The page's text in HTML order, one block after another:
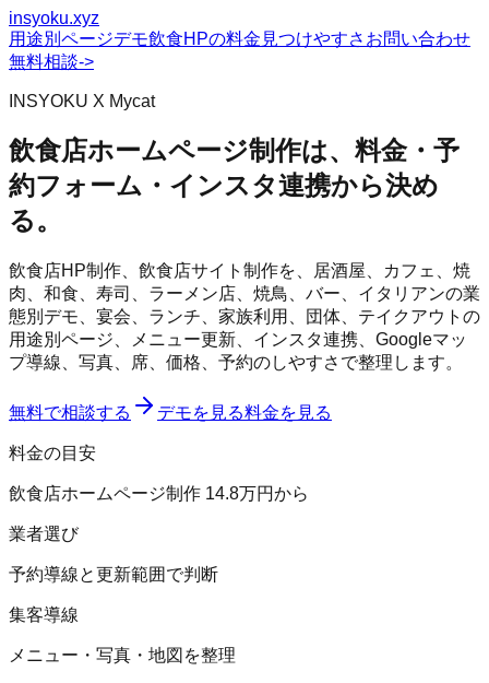
insyoku.xyz
用途別ページデモ飲食HPの料金 見つけやすさ お問い合わせ
無料相談->
INSYOKU X Mycat
飲食店ホームページ制作は、料金・予
約フォーム・インスタ連携から決め
る。
飲食店HP制作、飲食店サイト制作を、居酒屋、カフェ、焼
肉、和食、寿司、ラーメン店、焼鳥、バー、イタリアンの業
態別デモ、宴会、ランチ、家族利用、団体、テイクアウトの
用途別ページ、メニュー更新、インスタ連携、Googleマッ
プ導線、写真、席、価格、予約のしやすさで整理します。
無料で相談する デモを見る料金を見る
料金の目安
飲食店ホームページ制作 14.8万円から
業者選び
予約導線と更新範囲で判断
集客導線
メニュー・写真・地図を整理